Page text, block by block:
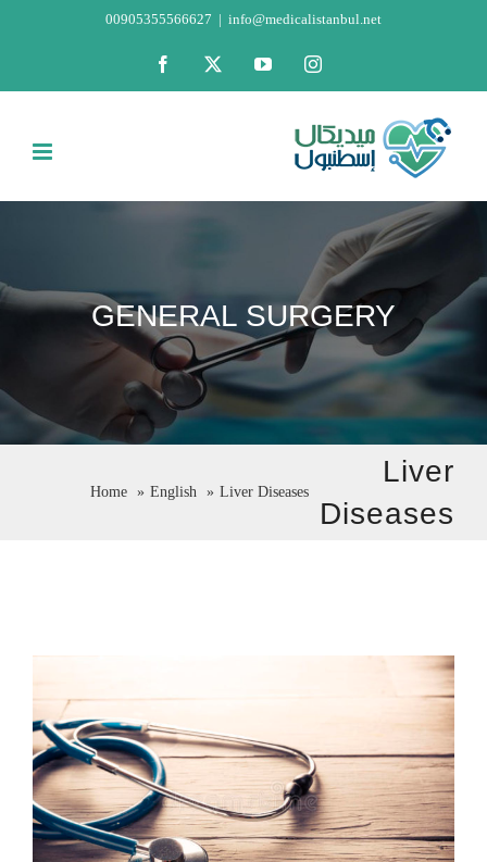
content
00905355566627 | info@medicalistanbul.net
Facebook YouTubeInstagram
GENERAL SURGERY
Liver
Diseases
Home English Liver Diseases